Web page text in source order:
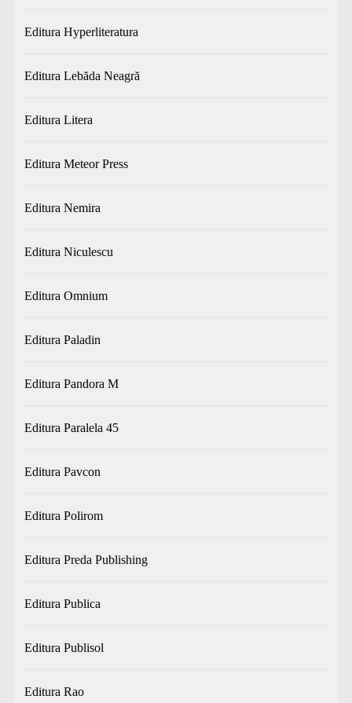
Editura Hyperliteratura
Editura Lebăda Neagră
Editura Litera
Editura Meteor Press
Editura Nemira
Editura Niculescu
Editura Omnium
Editura Paladin
Editura Pandora M
Editura Paralela 45
Editura Pavcon
Editura Polirom
Editura Preda Publishing
Editura Publica
Editura Publisol
Editura Rao